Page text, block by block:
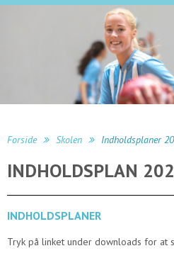
Forside Skolen Indholdsplaner
INDHOLDSPLAN
INDHOLDSPLANER
Tryk på linket under downloads for at